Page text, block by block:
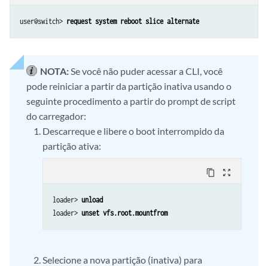
user@switch> request system reboot slice alternate
NOTA: Se você não puder acessar a CLI, você
pode reiniciar a partir da partição inativa usando o
seguinte procedimento a partir do prompt de script
do carregador:
Descarreque e libere o boot interrompido da
partição ativa:
content_copy zoom_out_map
loader> unload
loader> unset vfs.root.mountfrom
Selecione a nova partição (inativa) para